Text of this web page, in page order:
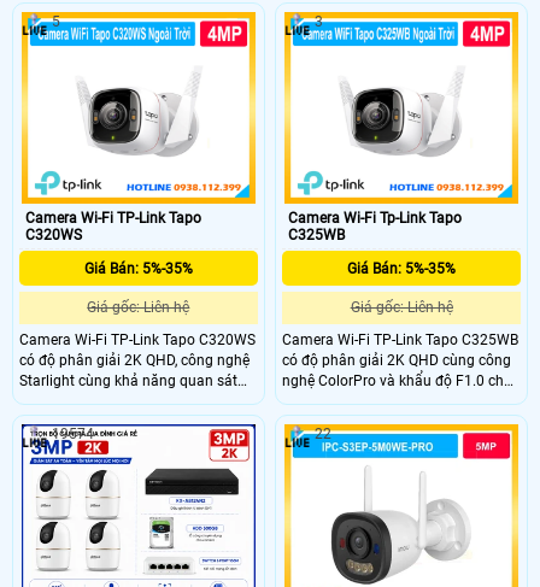
theo dõi AI 360° và nhận diện
chuyển động zoom kỹ thuật số 18x,
tầm nhìn ban đêm có màu Starlight
cùng tấm pin năng lượng mặt trời
giúp vận hành ổn định, tiết kiệm chi
phí và giám sát liên tục 24/7.
đàm thoại hai chiều, tầm nhìn ban
đêm lên đến 30 mét, lưu trữ thẻ nhớ
nước IP66 và điều khiển dễ dàng
qua ứng dụng Tapo.
Camera Wi-Fi TP-Link Tapo
C320WS
Giá Bán: 5%-35%
Giá gốc: Liên hệ
Camera Wi-Fi TP-Link Tapo C320WS
có độ phân giải 2K QHD, công nghệ
Starlight cùng khả năng quan sát
ban đêm có màu lên đến 30 mét
cung cấp hình ảnh sắc nét trong
mọi điều kiện ánh sáng. Công nghệ
AI phát hiện chuyển động, báo động
âm thanh, đàm thoại hai chiều, lưu
trữ thẻ nhớ microSD tối đa 256GB,
kết nối Wi-Fi hoặc Ethernet và quản
lý dễ dàng qua ứng dụng Tapo
5
Camera Wi-Fi Tp-Link Tapo
C325WB
Giá Bán: 5%-35%
Giá gốc: Liên hệ
Camera Wi-Fi TP-Link Tapo C325WB
có độ phân giải 2K QHD cùng công
nghệ ColorPro và khẩu độ F1.0 cho
khả năng ghi hình có màu xuyên
đêm. Công nghệ AI phát hiện
chuyển động và âm thanh bất
thường, tích hợp đàm thoại hai
sáng, lưu trữ thẻ nhớ microSD tối đa
512GB, kết nối Wi-Fi hoặc Ethernet
và quản lý qua ứng dụng Tapo.
3
19574 22